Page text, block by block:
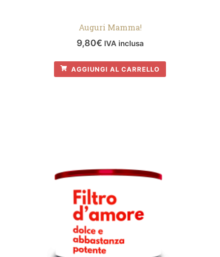
Auguri Mamma!
9,80€ IVA inclusa
AGGIUNGI AL CARRELLO